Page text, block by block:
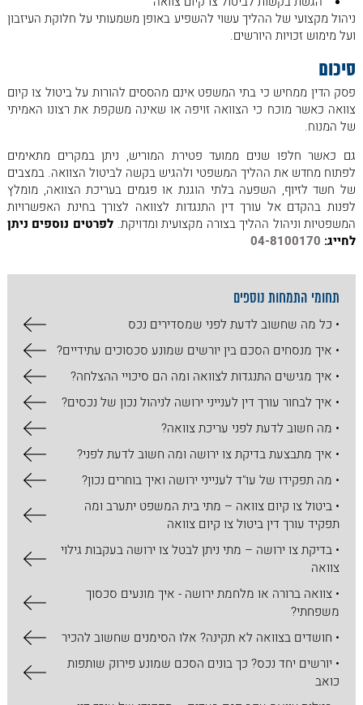
ניהול מקצועי של ההליך עשוי להשפיע באופן משמעותי על חלוקת העיזבון
ועל מימוש זכויות היורשים.
סיכום
פסק הדין ממחיש כי בתי המשפט אינם מהססים להורות על ביטול צו קיום
צוואה כאשר מוכח כי הצוואה זויפה או שאינה משקפת את רצונו האמיתי
של המנוח.
גם כאשר חלפו שנים ממועד פטירת המוריש, ניתן במקרים מתאימים
לפתוח מחדש את ההליך המשפטי ולהגיש בקשה לביטול הצוואה. במצבים
של חשד לזיוף, השפעה בלתי הוגנת או פגמים בעריכת הצוואה, מומלץ
לפנות בהקדם אל עורך דין התנגדות לצוואה לצורך בחינת האפשרויות
המשפטיות וניהול ההליך בצורה מקצועית ומדויקת. לפרטים נוספים ניתן
לחייג: 04-8100170
תחומי התמחות נוספים
• כל מה שחשוב לדעת לפני שמסדירים נכס
• איך מנסחים הסכם בין יורשים שמונע סכסוכים עתידיים?
• איך מגישים התנגדות לצוואה ומה הם סיכויי ההצלחה?
• איך לבחור עורך דין לענייני ירושה לניהול נכון של נכסים?
• מה חשוב לדעת לפני עריכת צוואה?
• איך מתבצעת בדיקת צו ירושה ומה חשוב לדעת לפני?
• מה תפקידו של עו"ד לענייני ירושה ואיך בוחרים נכון?
• ביטול צו קיום צוואה – מתי בית המשפט יתערב ומה
תפקיד עורך דין ביטול צו קיום צוואה
• בדיקת צו ירושה – מתי ניתן לבטל צו ירושה בעקבות גילוי
צוואה
• צוואה ברורה או מלחמת ירושה - איך מונעים סכסוך
משפחתי?
• חושדים בצוואה לא תקינה? אלו הסימנים שחשוב להכיר
• יורשים יחד נכס? כך בונים הסכם שמונע פירוק שותפות
כואב